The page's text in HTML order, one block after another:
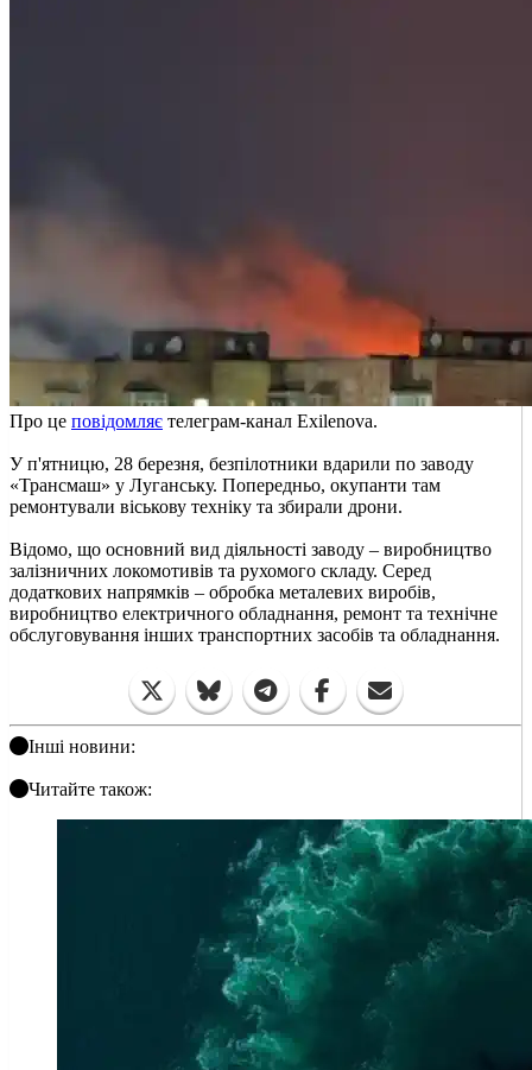
Про це повідомляє телеграм-канал Exilenova.
У п'ятницю, 28 березня, безпілотники вдарили по заводу
«Трансмаш» у Луганську. Попередньо, окупанти там
ремонтували віськову техніку та збирали дрони.
Відомо, що основний вид діяльності заводу – виробництво
залізничних локомотивів та рухомого складу. Серед
додаткових напрямків – обробка металевих виробів,
виробництво електричного обладнання, ремонт та технічне
обслуговування інших транспортних засобів та обладнання.
Інші новини:
Читайте також: